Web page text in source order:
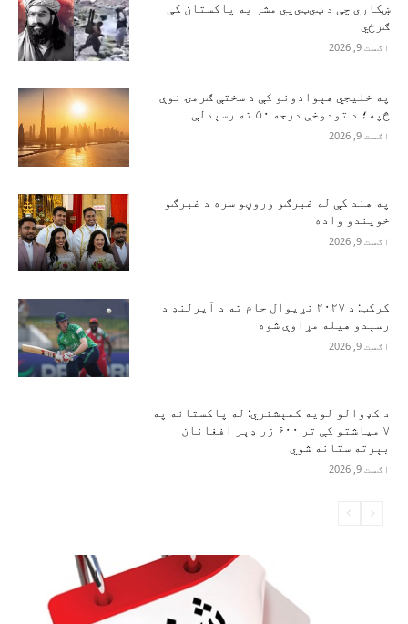
ښکاري چې د ټي‌ټي‌پي مشر په پاکستان کې
ګرځي
اګست 9, 2026
په خلیجي هېوادونو کې د سختې ګرمۍ نوې
څپه؛ د تودوخې درجه ۵۰ ته رسېدلې
اګست 9, 2026
په هند کې له غبرګو وروڼو سره د غبرګو
خویندو واده
اګست 9, 2026
کرکټ: د ۲۰۲۷ نړیوال جام ته د آیرلنډ د
رسېدو هیله مړاوې شوه
اګست 9, 2026
د کډوالو لویه کمېشنري: له پاکستانه په
۷ میاشتو کې تر ۶۰۰ زر ډېر افغانان
بېرته ستانه شوي
اګست 9, 2026